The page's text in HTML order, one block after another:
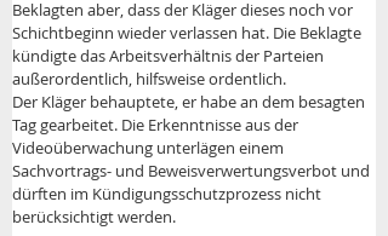
Beklagten aber, dass der Kläger dieses noch vor
Schichtbeginn wieder verlassen hat. Die Beklagte
kündigte das Arbeitsverhältnis der Parteien
außerordentlich, hilfsweise ordentlich.
Der Kläger behauptete, er habe an dem besagten
Tag gearbeitet. Die Erkenntnisse aus der
Videoüberwachung unterlägen einem
Sachvortrags- und Beweisverwertungsverbot und
dürften im Kündigungsschutzprozess nicht
berücksichtigt werden.